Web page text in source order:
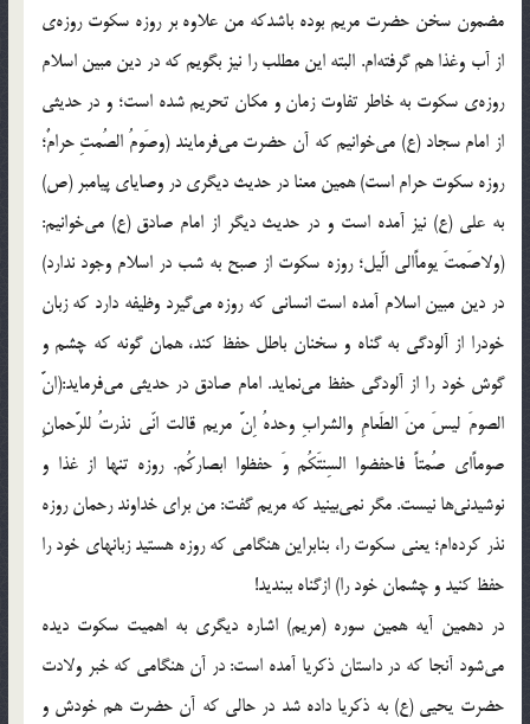
مضمون سخن حضرت مریم بوده باشدکه من علاوه بر روزه سکوت روزه‌ی
از آب وغذا هم گرفته‌ام. البته این مطلب را نیز بگویم که در دین مبین اسلام
روزه‌ی سکوت به خاطر تفاوت زمان و مکان تحریم شده است؛ و در حدیثی
از امام سجاد (ع) می‌خوانیم که آن حضرت می‌فرمایند (وصَومُ الصُمتِ حرامٌ؛
روزه سکوت حرام است) همین معنا در حدیث دیگری در وصایای پیامبر (ص)
به علی (ع) نیز آمده است و در حدیث دیگر از امام صادق (ع) می‌خوانیم:
(ولاصَمتَ یوماًالی الّیل؛ روزه سکوت از صبح به شب در اسلام وجود ندارد)
در دین مبین اسلام آمده است انسانی که روزه می‌گیرد وظیفه دارد که زبان
خودرا از آلودگی به گناه و سخنان باطل حفظ کند، همان گونه که چشم و
گوش خود را از آلودگی حفظ می‌نماید. امام صادق در حدیثی می‌فرماید:(انَّ
الصومَ لیسَ منَ الطَعامِ والشرابِ وحدهُ اِنَّ مریم قالت انّی نذرتُ للرَّحمانِ
صوماً‌ای صُمتاً فاحفضوا السِنتَکُم وَ حفظوا ابصارکُم. روزه تنها از غذا و
نوشیدنی‌ها نیست. مگر نمی‌بینید که مریم گفت: من برای خداوند رحمان روزه
نذر کرده‌ام؛ یعنی سکوت را، بنابراین هنگامی که روزه هستید زبانهای خود را
حفظ کنید و چشمان خود را) ازگناه ببندید!
در دهمین آیه همین سوره (مریم) اشاره دیگری به اهمیت سکوت دیده
می‌شود آنجا که در داستان ذکریا آمده است: در آن هنگامی که خبر ولادت
حضرت یحیی (ع) به ذکریا داده شد در حالی که آن حضرت هم خودش و